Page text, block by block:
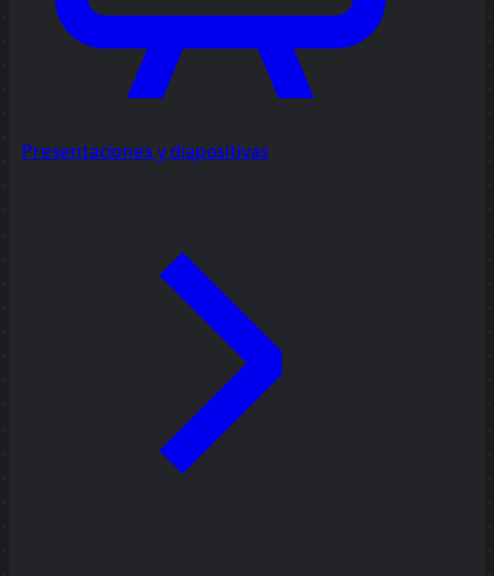
Presentaciones y diapositivas